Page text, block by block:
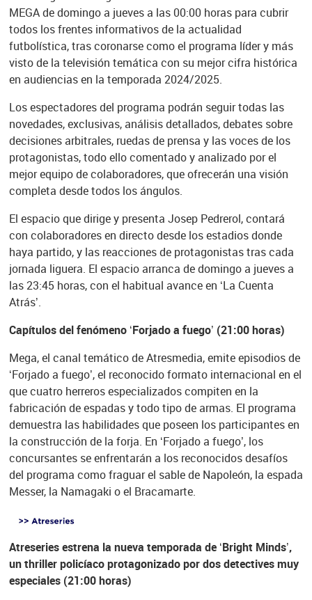
MEGA de domingo a jueves a las 00:00 horas para cubrir
todos los frentes informativos de la actualidad
futbolística, tras coronarse como el programa líder y más
visto de la televisión temática con su mejor cifra histórica
en audiencias en la temporada 2024/2025.
Los espectadores del programa podrán seguir todas las
novedades, exclusivas, análisis detallados, debates sobre
decisiones arbitrales, ruedas de prensa y las voces de los
protagonistas, todo ello comentado y analizado por el
mejor equipo de colaboradores, que ofrecerán una visión
completa desde todos los ángulos.
El espacio que dirige y presenta Josep Pedrerol, contará
con colaboradores en directo desde los estadios donde
haya partido, y las reacciones de protagonistas tras cada
jornada liguera. El espacio arranca de domingo a jueves a
las 23:45 horas, con el habitual avance en ‘La Cuenta
Atrás’.
Capítulos del fenómeno ‘Forjado a fuego’ (21:00 horas)
Mega, el canal temático de Atresmedia, emite episodios de
‘Forjado a fuego’, el reconocido formato internacional en el
que cuatro herreros especializados compiten en la
fabricación de espadas y todo tipo de armas. El programa
demuestra las habilidades que poseen los participantes en
la construcción de la forja. En ‘Forjado a fuego’, los
concursantes se enfrentarán a los reconocidos desafíos
del programa como fraguar el sable de Napoleón, la espada
Messer, la Namagaki o el Bracamarte.
Atreseries estrena la nueva temporada de ‘Bright Minds’,
un thriller policíaco protagonizado por dos detectives muy
especiales (21:00 horas)